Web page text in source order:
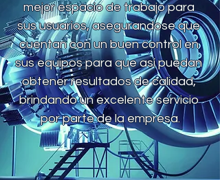
mejor espacio de trabajo para
sus usuarios, asegurandose que
cuentan con un buen control en
sus equipos para que así puedan
obtener resultados de calidad,
brindando un excelente servicio
por parte de la empresa.